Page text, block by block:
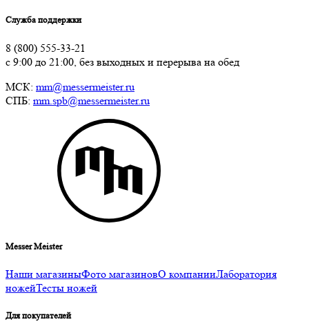
Служба поддержки
8 (800) 555-33-21
с 9:00 до 21:00, без выходных и перерыва на обед
МСК: mm@messermeister.ru
СПБ: mm.spb@messermeister.ru
Messer Meister
Наши магазиныФото магазиновО компанииЛаборатория
ножейТесты ножей
Для покупателей